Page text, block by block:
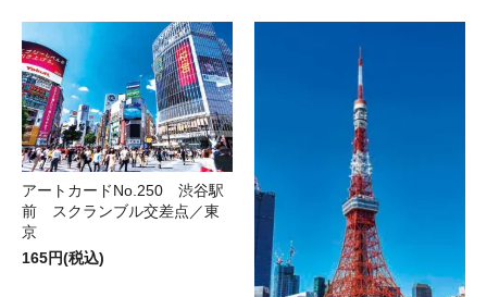
アートカードNo.250 渋谷駅
前 スクランブル交差点／東
京
165円(税込)